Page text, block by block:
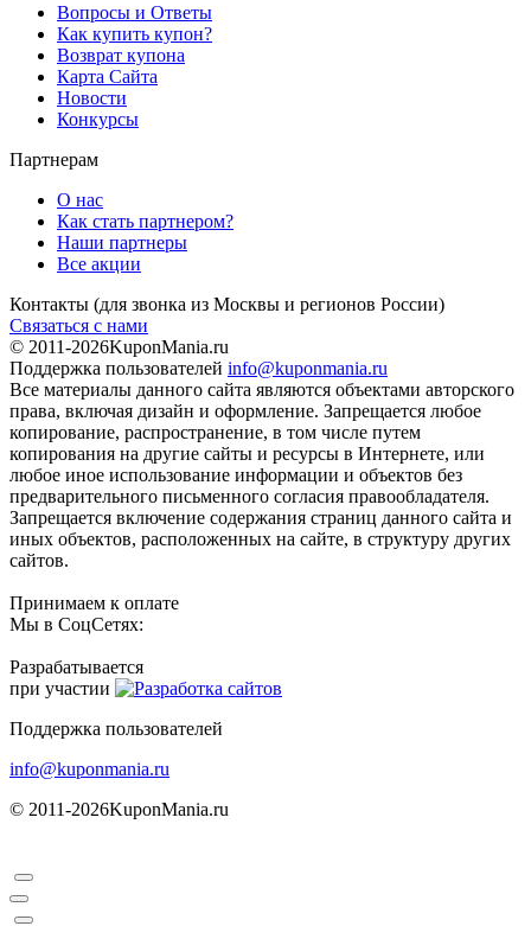
Вопросы и Ответы
Как купить купон?
Возврат купона
Карта Сайта
Новости
Конкурсы
Партнерам
О нас
Как стать партнером?
Наши партнеры
Все акции
Контакты (для звонка из Москвы и регионов России)
Связаться с нами
© 2011-2026KuponMania.ru
Поддержка пользователей info@kuponmania.ru
Все материалы данного сайта являются объектами авторского
права, включая дизайн и оформление. Запрещается любое
копирование, распространение, в том числе путем
копирования на другие сайты и ресурсы в Интернете, или
любое иное использование информации и объектов без
предварительного письменного согласия правообладателя.
Запрещается включение содержания страниц данного сайта и
иных объектов, расположенных на сайте, в структуру других
сайтов.
Принимаем к оплате
Мы в СоцСетях:
Разрабатывается
при участии
Поддержка пользователей
info@kuponmania.ru
© 2011-2026KuponMania.ru